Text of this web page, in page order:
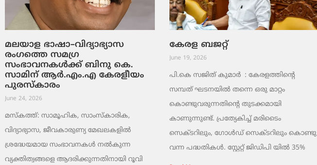
മലയാള ഭാഷാ–വിദ്യാഭ്യാസ
രംഗത്തെ സമഗ്ര
സംഭാവനകൾക്ക് ബിനു കെ.
സാമിന് ആർ.എം.എ കേരളീയം
പുരസ്‌കാരം
June 24, 2026
മസ്കത്ത്: സാമൂഹിക, സാംസ്‌കാരിക,
വിദ്യാഭ്യാസ, ജീവകാരുണ്യ മേഖലകളിൽ
ശ്രദ്ധേയമായ സംഭാവനകൾ നൽകുന്ന
വ്യക്തിത്വങ്ങളെ ആദരിക്കുന്നതിനായി റൂവി
കേരള ബജറ്റ്
June 19, 2026
പി.കെ സജിത് കുമാര്‍ : കേരളത്തിന്റെ
സമ്പത് ഘടനയിൽ തന്നെ ഒരു മാറ്റം
കൊണ്ടുവരുന്നതിന്റെ തുടക്കമായി
കാണുന്നുണ്ട്. പ്രത്യേകിച്ച് മരിടൈം
സെക്ടറിലും, ഗോൾഡ് സെക്ടറിലും കൊണ്ടു
വന്ന പദ്ധതികൾ. സ്റ്റേറ്റ് ജിഡിപി യിൽ 35%